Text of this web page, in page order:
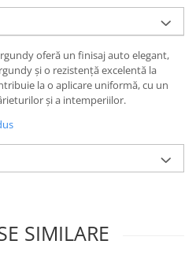
oferă un finisaj auto elegant,
și o rezistență excelentă la
la o aplicare uniformă, cu un
și a intemperiilor.
SIMILARE